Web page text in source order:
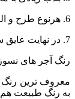
6. هرنوع طرح و الگویی را میتوان با آجر اجرا کرد ومحدودیت اندازه در محل نصب ندارد.
7. در نهایت عایق سرما وگرما بوده و از اتلاف انرژی در همه فصول جلوگیری می کند.
رنگ آجر های نسوز
معروف ترین رنگ
به رنگ طبیعت